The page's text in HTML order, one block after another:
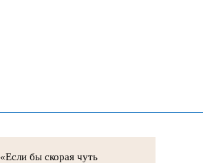
«Если бы скорая чуть